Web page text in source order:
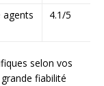
agents
4.1/5
selon vos
fiabilité